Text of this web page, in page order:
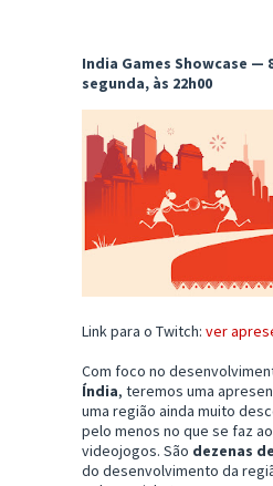
India Games Showcase —
segunda, às 22h00
Link para o Twitch: ver
Com foco no
Índia, teremos uma
uma região ainda muito
pelo menos no que se faz
videojogos. São dezenas
do desenvolvimento da